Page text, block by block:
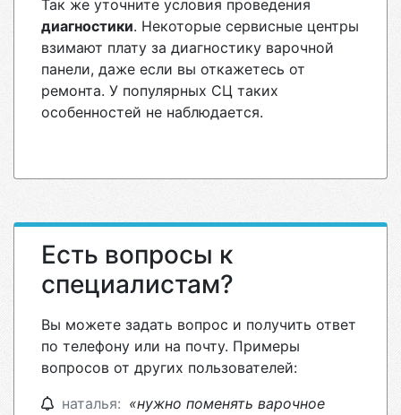
Так же уточните условия проведения
диагностики. Некоторые сервисные центры
взимают плату за диагностику варочной
панели, даже если вы откажетесь от
ремонта. У популярных СЦ таких
особенностей не наблюдается.
Есть вопросы к
специалистам?
Вы можете задать вопрос и получить ответ
по телефону или на почту. Примеры
вопросов от других пользователей:
наталья: «нужно поменять варочное